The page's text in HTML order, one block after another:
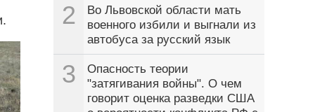
2
Во Львовской области мать
военного избили и выгнали из
автобуса за русский язык
3
Опасность теории
"затягивания войны". О чем
говорит оценка разведки США